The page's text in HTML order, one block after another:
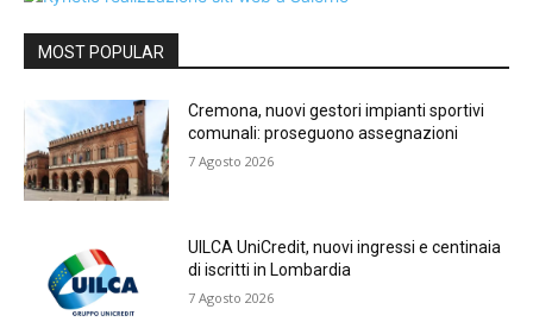
MOST POPULAR
Cremona, nuovi gestori impianti sportivi
comunali: proseguono assegnazioni
7 Agosto 2026
UILCA UniCredit, nuovi ingressi e centinaia
di iscritti in Lombardia
7 Agosto 2026